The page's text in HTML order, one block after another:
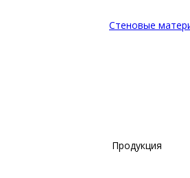
Стеновые
Продукция